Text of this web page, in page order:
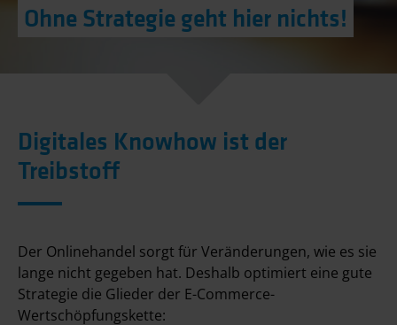
Ohne Strategie geht hier nichts!
Digitales Knowhow ist der
Treibstoff
Der Onlinehandel sorgt für Veränderungen, wie es sie
lange nicht gegeben hat. Deshalb optimiert eine gute
Strategie die Glieder der E-Commerce-
Wertschöpfungskette: